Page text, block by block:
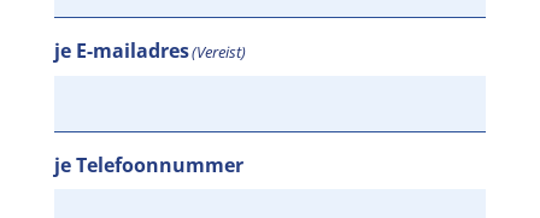
je E-mailadres(Vereist)
je Telefoonnummer